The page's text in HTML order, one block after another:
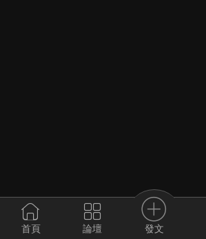
首頁 論壇 發文